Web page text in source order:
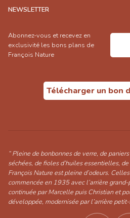
NEWSLETTER
Abonnez-vous et recevez en
exclusivité les bons plans de
François Nature
Télécharger un bon
“ Pleine de bonbonnes de verre, de
séchées, de fioles d’huiles essentielles,
François Nature est pleine d’odeurs.
commencée en 1935 avec l’arrière
continuée par Marcelle puis Christian et
développée, modernisée par l’arrière